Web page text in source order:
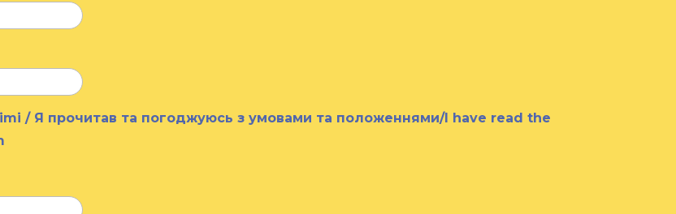
/ Я прочитав та погоджуюсь з умовами та положеннями/I have read the